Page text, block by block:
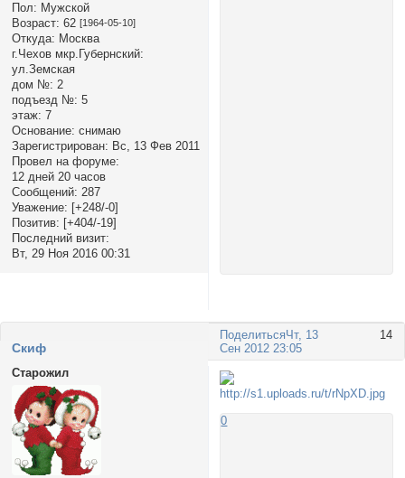
Пол: Мужской
Возраст: 62 [1964-05-10]
Откуда: Москва
г.Чехов мкр.Губернский:
ул.Земская
дом №: 2
подъезд №: 5
этаж: 7
Основание: снимаю
Зарегистрирован: Вс, 13 Фев 2011
Провел на форуме:
12 дней 20 часов
Сообщений: 287
Уважение: [+248/-0]
Позитив: [+404/-19]
Последний визит:
Вт, 29 Ноя 2016 00:31
Поделиться 14
Чт, 13
Сен 2012 23:05
Cкиф
Старожил
0